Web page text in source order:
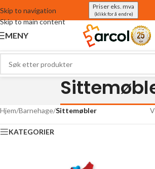
Skip to navigation
Skip to main content
Priser eks. mva
(klikk for å endre)
MENY
Hjem/Barnehage/Sittemøbler
KATEGORIER